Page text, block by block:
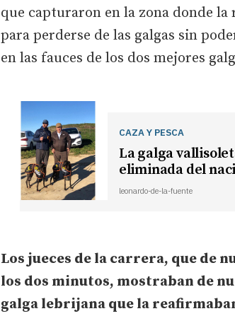
que capturaron en la zona donde la
para perderse de las galgas sin
en las fauces de los dos mejores
CAZA Y PESCA
La galga
eliminada del
leonardo-de-la-fuente
Los jueces de la carrera, que de
los dos minutos, mostraban de
galga lebrijana que la